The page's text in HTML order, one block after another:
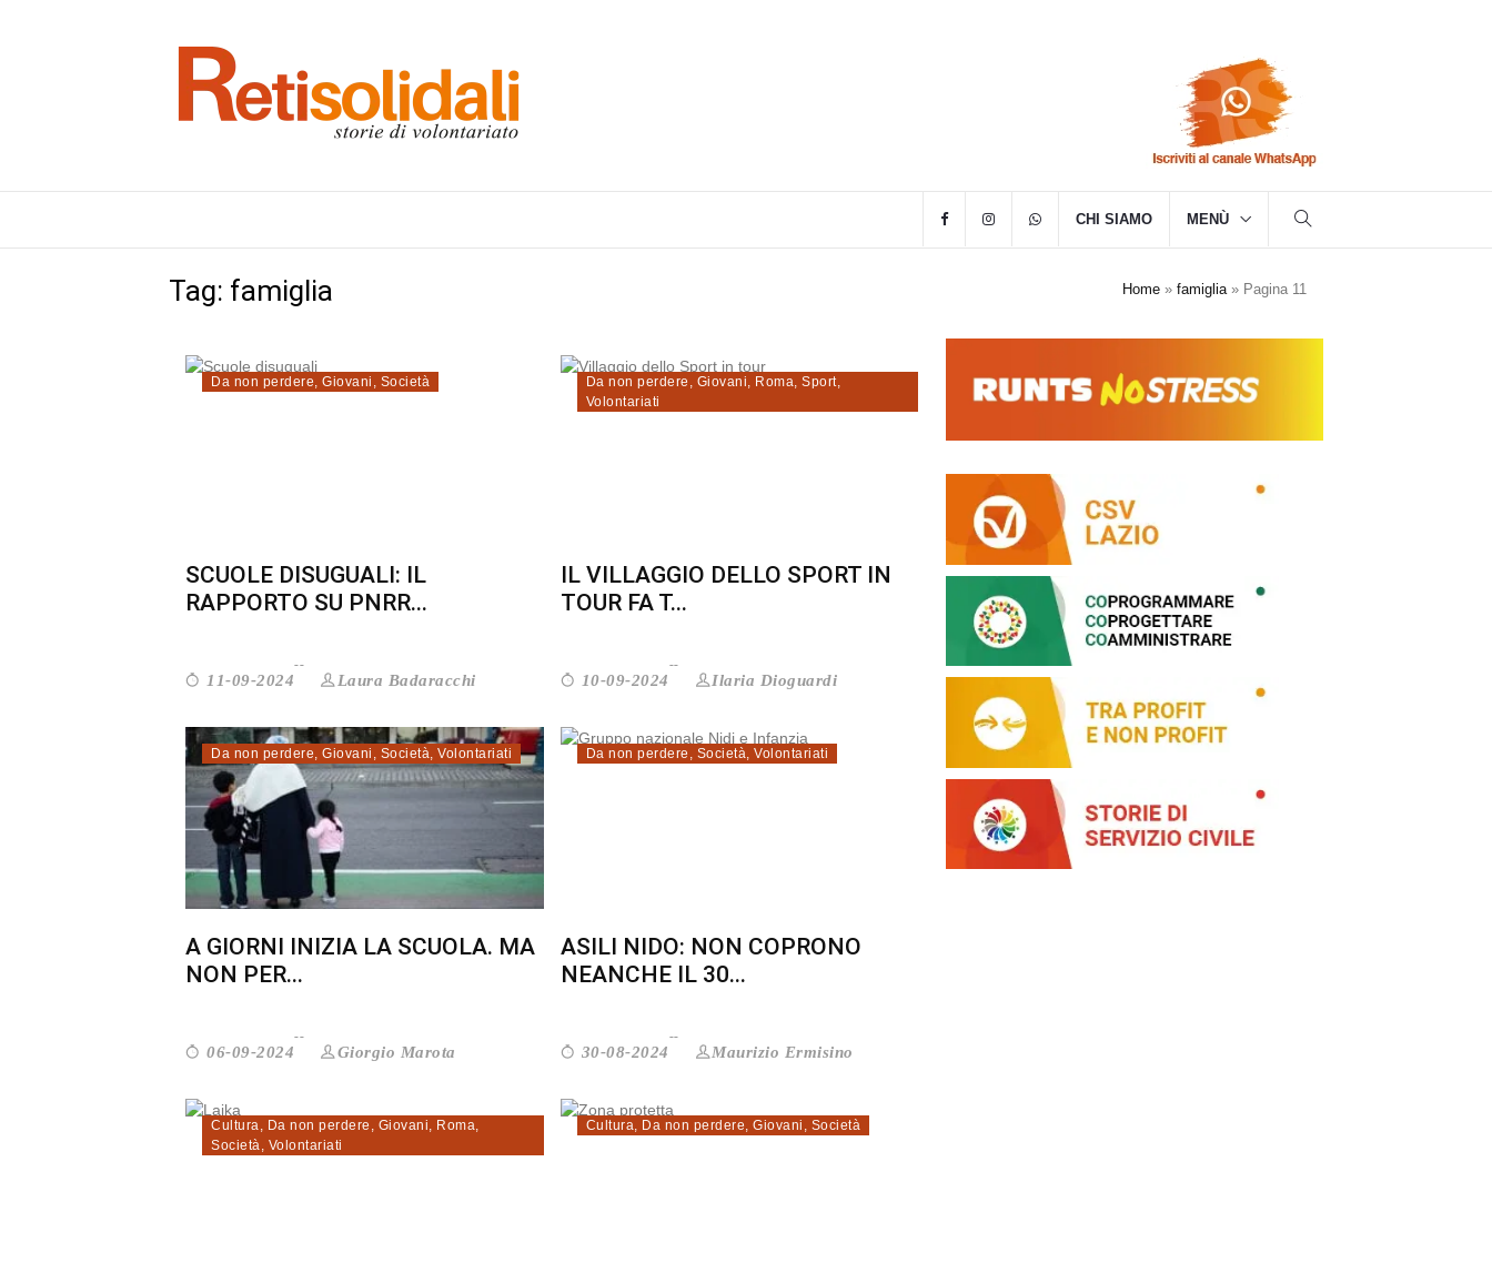
CHI SIAMO MENÙ
Tag: famiglia Home » famiglia» Pagina 11
Da non perdere, Giovani , Società
SCUOLE DISUGUALI: IL
RAPPORTO SU PNRR...
11-09-2024 Laura Badaracchi
Da non perdere , Giovani, Roma, Sport,
Volontariati
IL VILLAGGIO DELLO SPORT IN
TOUR FA T...
10-09-2024 Ilaria Dioguardi
Da non perdere, Giovani , Società, Volontariati
A GIORNI INIZIA LA SCUOLA. MA
NON PER...
06-09-2024 Giorgio Marota
Da non perdere , Società, Volontariati
ASILI NIDO: NON COPRONO
NEANCHE IL 30...
30-08-2024 Maurizio Ermisino
Cultura, Da non perdere , Giovani, Roma,
Società, Volontariati
Cultura, Da non perdere, Giovani , Società